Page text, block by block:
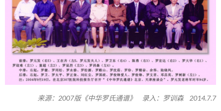
来源：2007版《中华罗氏通谱》 录入：罗训森 2014.7.7